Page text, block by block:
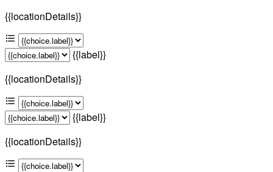
{{locationDetails}}
{{label}}
{{locationDetails}}
{{label}}
{{locationDetails}}